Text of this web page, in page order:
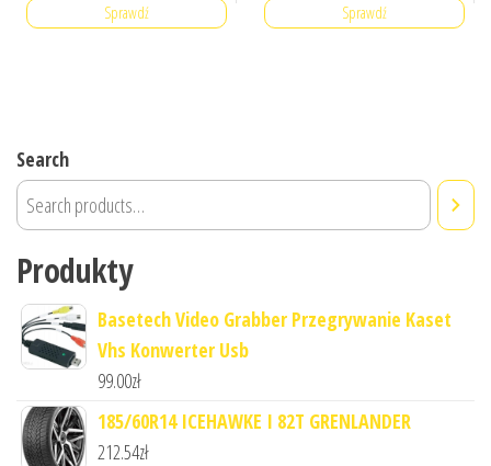
Sprawdź Sprawdź
Search
Produkty
Basetech Video Grabber Przegrywanie Kaset
Vhs Konwerter Usb
99.00zł
185/60R14 ICEHAWKE I 82T GRENLANDER
212.54zł